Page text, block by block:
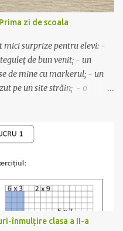
de AICI. Mult succes!
zi de scoala
mici surprize pentru elevi: -
de bun venit; - un
de mine cu markerul; - un
pe un site străin; - o
preluate) Să avem un an
înmulțire clasa a II-a